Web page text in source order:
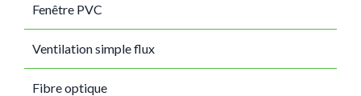
Fenêtre PVC
Ventilation simple flux
Fibre optique